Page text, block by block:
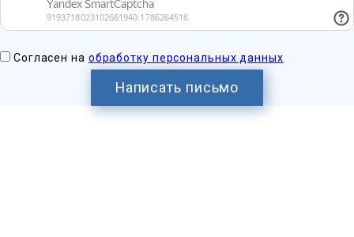
Согласен на обработку персональных данных
Написать письмо